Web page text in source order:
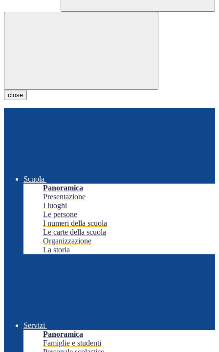
close
Scuola
Panoramica
Presentazione
I luoghi
Le persone
I numeri della scuola
Le carte della scuola
Organizzazione
La storia
Servizi
Panoramica
Famiglie e studenti